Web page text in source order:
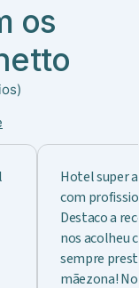
os
Hotel super
com
Destaco a
nos acolheu
sempre
mãezona!